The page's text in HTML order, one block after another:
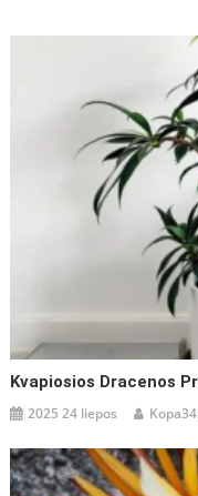
Kvapiosios Dracenos
2025 24 liepos